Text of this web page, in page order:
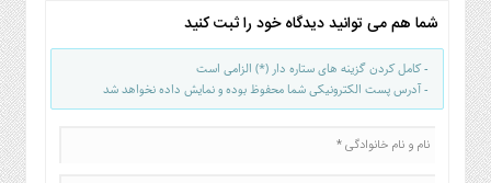
،
بیمه
و
ارز
دیجیتال
کشاورزی
و
شما هم می توانید دیدگاه خود را ثبت کنید
- کامل کردن گزینه های ستاره دار (*) الزامی است
- آدرس پست الکترونیکی شما محفوظ بوده و نمایش داده نخواهد شد